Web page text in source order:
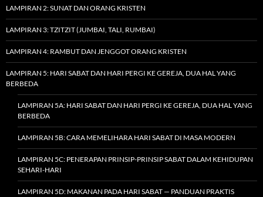
LAMPIRAN 2: SUNAT DAN ORANG KRISTEN
LAMPIRAN 3: TZITZIT (JUMBAI, TALI, RUMBAI)
LAMPIRAN 4: RAMBUT DAN JENGGOT ORANG KRISTEN
LAMPIRAN 5: HARI SABAT DAN HARI PERGI KE GEREJA, DUA HAL YANG
BERBEDA
LAMPIRAN 5A: HARI SABAT DAN HARI PERGI KE GEREJA, DUA HAL YANG
BERBEDA
LAMPIRAN 5B: CARA MEMELIHARA HARI SABAT DI MASA MODERN
LAMPIRAN 5C: PENERAPAN PRINSIP-PRINSIP SABAT DALAM KEHIDUPAN
SEHARI-HARI
LAMPIRAN 5D: MAKANAN PADA HARI SABAT — PANDUAN PRAKTIS